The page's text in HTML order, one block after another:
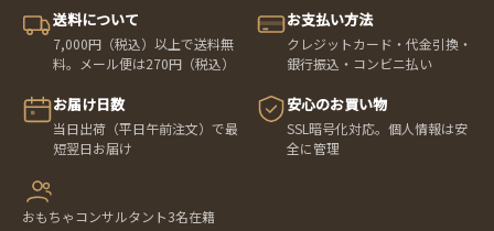
送料について
7,000円（税込）以上で送料無
料。メール便は270円（税込）
お支払い方法
クレジットカード・代金引換・
銀行振込・コンビニ払い
お届け日数
当日出荷（平日午前注文）で最
短翌日お届け
安心のお買い物
SSL暗号化対応。個人情報は安
全に管理
おもちゃコンサルタント3名在籍